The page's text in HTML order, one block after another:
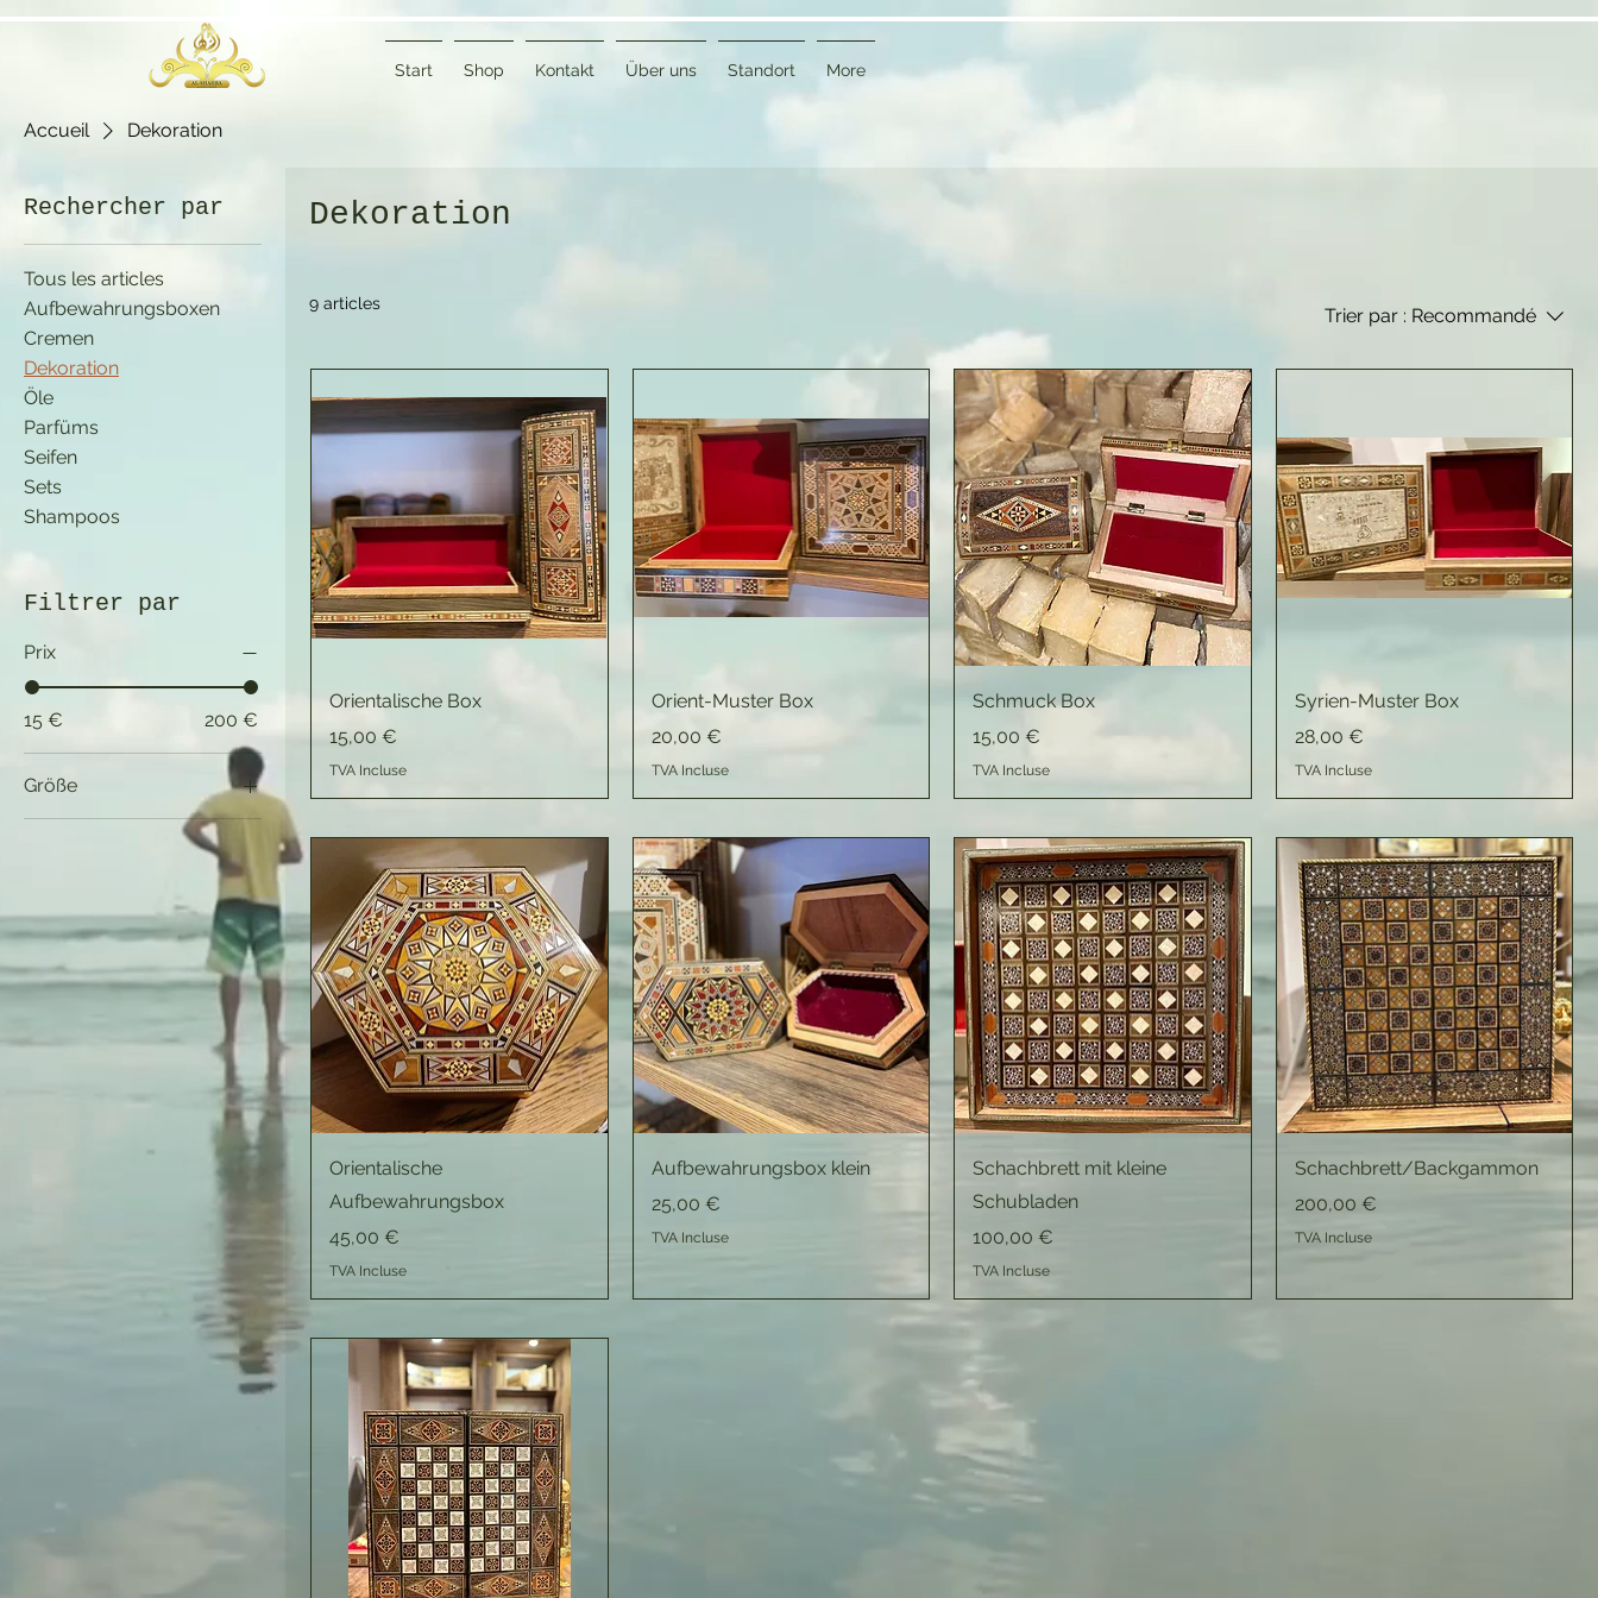
Start Shop Kontakt Über uns Standort More
Accueil Dekoration
Rechercher par
Tous les articles
Aufbewahrungsboxen
Cremen
Dekoration
Öle
Parfüms
Seifen
Sets
Shampoos
Filtrer par
Prix
15 € 200 €
Größe
Größe 1
Dekoration
9 articles
Trier par : Recommandé
Orientalische Box
Prix
15,00 €
TVA Incluse
Orient-Muster Box
Prix
20,00 €
TVA Incluse
Schmuck Box
Prix
15,00 €
TVA Incluse
Syrien-Muster Box
Prix
28,00 €
TVA Incluse
Orientalische
Aufbewahrungsbox
Prix
45,00 €
TVA Incluse
Aufbewahrungsbox klein
Prix
25,00 €
TVA Incluse
Schachbrett mit kleine
Schubladen
Prix
100,00 €
TVA Incluse
Schachbrett/Backgammon
Prix
200,00 €
TVA Incluse